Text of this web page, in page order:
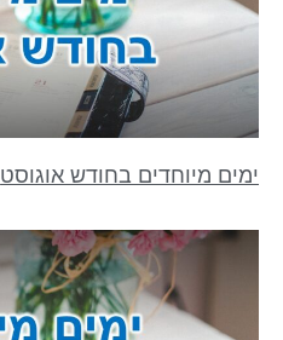
ימים מיוחדים בחודש אוגוסט